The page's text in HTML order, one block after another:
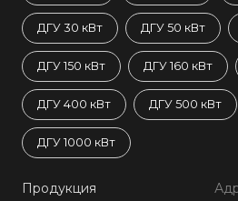
ДГУ 30 кВт ДГУ 50 кВт
ДГУ 150 кВт ДГУ 160 кВт
ДГУ 400 кВт ДГУ 500 кВт
ДГУ 1000 кВт
Продукция